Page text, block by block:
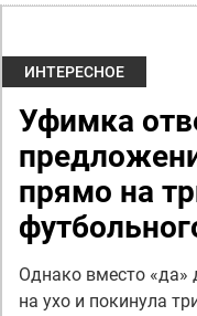
ИНТЕРЕСНОЕ
Уфимка
прямо на
Однако вместо «да»
на ухо и покинула